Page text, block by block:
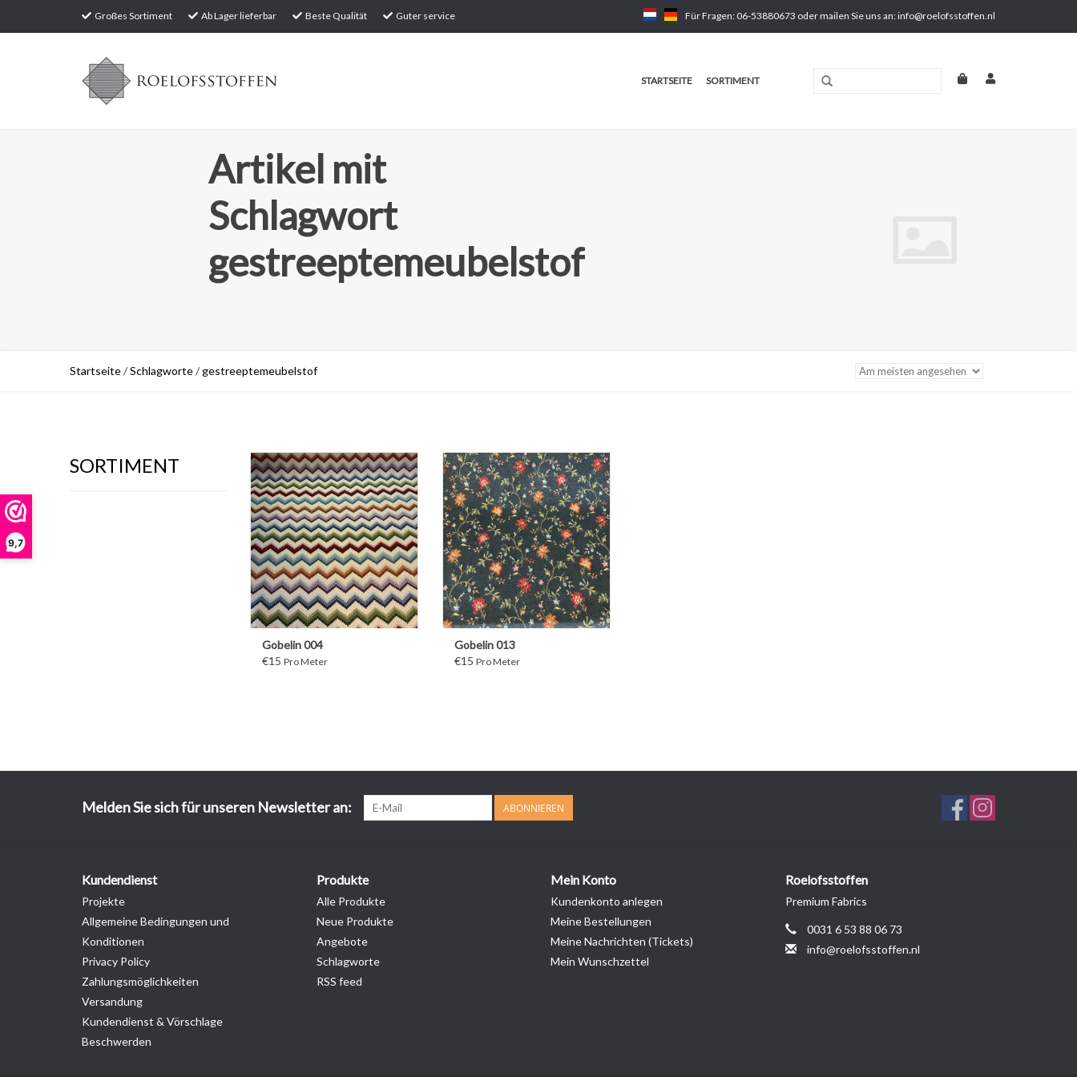
9,7
Großes Sortiment Ab Lager lieferbar Beste Qualität Guter service Für Fragen: 06-53880673 oder mailen Sie uns an:info@roelofsstoffen.nl
STARTSEITE SORTIMENT
Artikel mit
Schlagwort
gestreeptemeubelstof
Startseite/Schlagworte/gestreeptemeubelstof
SORTIMENT
WEITER
Gobelin 004
€15 Pro Meter
WEITER
Gobelin 013
€15 Pro Meter
Melden Sie sich für unseren Newsletter an: ABONNIEREN
Kundendienst
Projekte
Allgemeine Bedingungen und
Konditionen
Privacy Policy
Zahlungsmöglichkeiten
Versandung
Kundendienst & Vörschlage
Beschwerden
Produkte
Alle Produkte
Neue Produkte
Angebote
Schlagworte
RSS feed
Mein Konto
Kundenkonto anlegen
Meine Bestellungen
Meine Nachrichten (Tickets)
Mein Wunschzettel
Roelofsstoffen
Premium Fabrics
0031 6 53 88 06 73
info@roelofsstoffen.nl